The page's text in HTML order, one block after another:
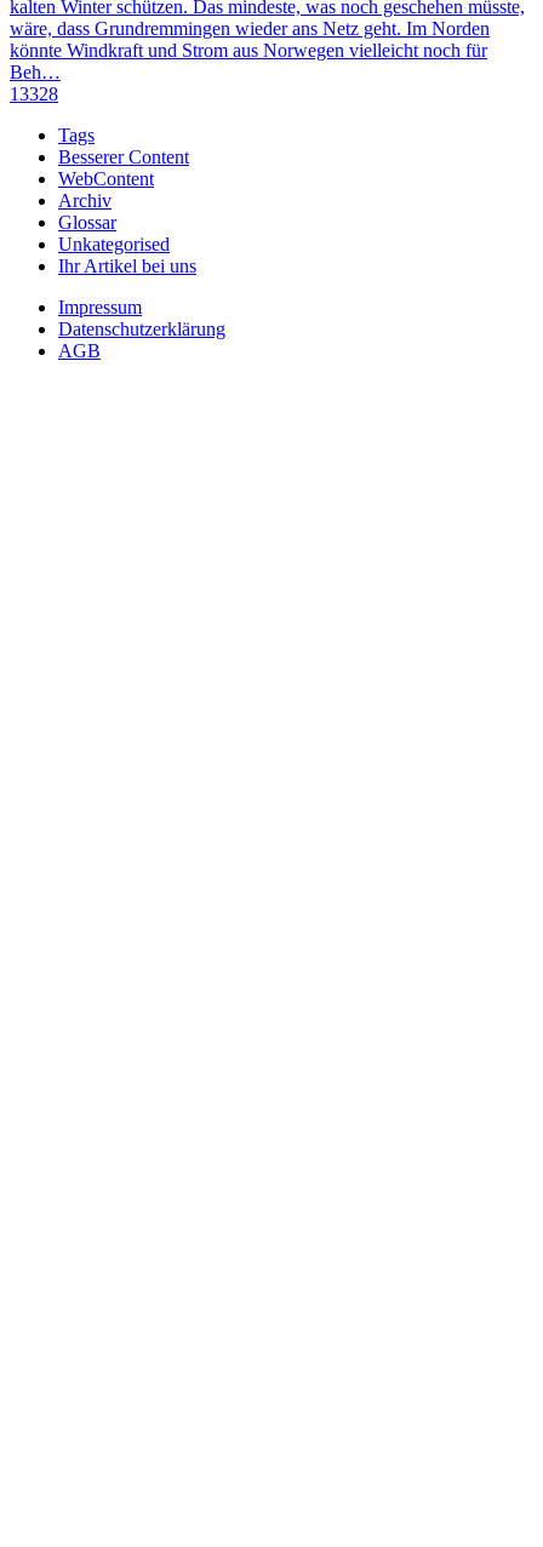
kalten Winter schützen. Das mindeste, was noch geschehen müsste,
wäre, dass Grundremmingen wieder ans Netz geht. Im Norden
könnte Windkraft und Strom aus Norwegen vielleicht noch für
Beh…
13328
Tags
Besserer Content
WebContent
Archiv
Glossar
Unkategorised
Ihr Artikel bei uns
Impressum
Datenschutzerklärung
AGB